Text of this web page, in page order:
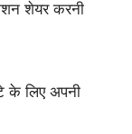
शेयर करनी
के लिए अपनी